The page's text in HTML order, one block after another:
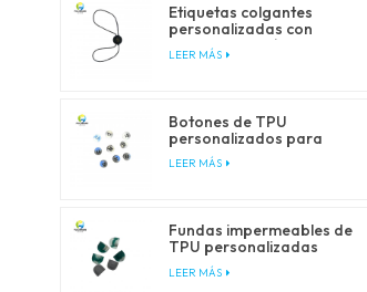
Etiquetas colgantes
personalizadas con
cierre de cordón para
embalaje de prendas de
LEER MÁS
Botones de TPU
personalizados para
prendas de vestir y
productos para
LEER MÁS
Fundas impermeables de
TPU personalizadas
para prendas de vestir y
ropa de exterior.
LEER MÁS